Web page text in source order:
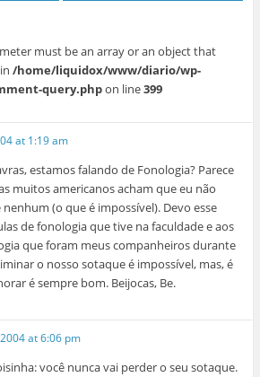
must be an array or an object that
/home/liquidox/www/diario/wp-
query.phpon line399
at 1:19 am
estamos falando de Fonologia? Parece
muitos americanos acham que eu não
(o que é impossível). Devo esse
de fonologia que tive na faculdade e aos
que foram meus companheiros durante
o nosso sotaque é impossível, mas, é
é sempre bom. Beijocas, Be.
2004 at 6:06 pm
você nunca vai perder o seu sotaque.